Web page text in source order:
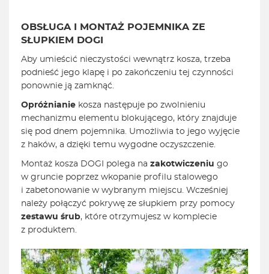
OBSŁUGA I MONTAŻ POJEMNIKA ZE
SŁUPKIEM
DOGI
Aby umieścić nieczystości wewnątrz kosza, trzeba
podnieść jego klapę i po zakończeniu tej czynności
ponownie ją zamknąć.
Opróżnianie kosza następuje po zwolnieniu
mechanizmu elementu blokującego, który znajduje
się pod dnem pojemnika. Umożliwia to jego wyjęcie
z haków, a dzięki temu wygodne oczyszczenie.
Montaż kosza DOGI polega na zakotwiczeniu go
w gruncie poprzez wkopanie profilu stalowego
i zabetonowanie w wybranym miejscu. Wcześniej
należy połączyć pokrywę ze słupkiem przy pomocy
zestawu śrub, które otrzymujesz w komplecie
z produktem.